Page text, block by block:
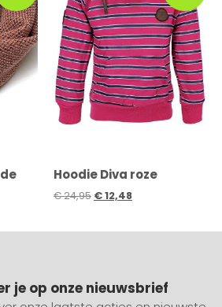
Hoodie Diva roze
€24,95 €12,48
je op onze nieuwsbrief